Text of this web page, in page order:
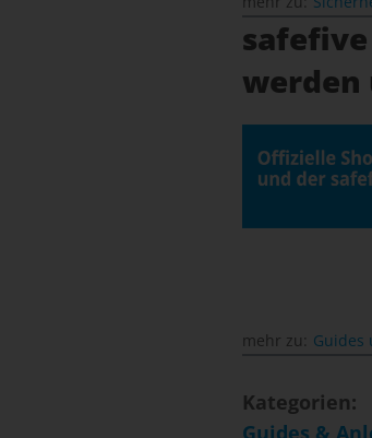
safefive
mehr zu: Guides
Kategorien:
Guides &